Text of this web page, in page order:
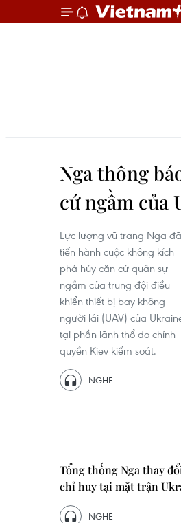
Nga thông
cứ ngầm của
Lực lượng vũ trang Nga đã
tiến hành cuộc không kích
phá hủy căn cứ quân sự
ngầm của trung đội điều
khiển thiết bị bay không
người lái (UAV) của
tại phần lãnh thổ do chính
quyền Kiev kiểm soát.
NGHE
Tổng thống Nga thay
chỉ huy tại mặt trận
NGHE